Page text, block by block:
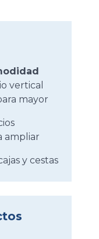
vertical
mayor
ampliar
y cestas